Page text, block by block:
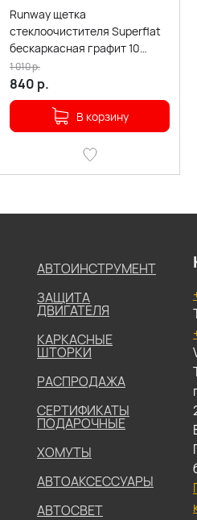
Runway щетка
стеклоочистителя Superflat
бескаркасная графит 10
адаптеров 430мм
840 р.
1 010р.
В корзину
АВТОИНСТРУМЕНТ
ЗАЩИТА
ДВИГАТЕЛЯ
КАРКАСНЫЕ
ШТОРКИ
РАСПРОДАЖА
СЕРТИФИКАТЫ
ПОДАРОЧНЫЕ
ХОМУТЫ
АВТОАКСЕССУАРЫ
АВТОСВЕТ